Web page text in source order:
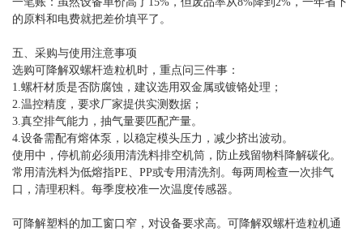
的原料和电费就把差价填平了。
五、采购与使用注意事项
选购可降解双螺杆造粒机时，重点问三件事：
1.螺杆材质是否防腐蚀，建议选用双金属或镀铬处理；
2.温控精度，要求厂家提供实测数据；
3.真空排气能力，抽气量要匹配产量。
4.设备需配有熔体泵，以稳定模头压力，减少挤出波动。
使用中，停机前必须用清洗料排空机筒，防止残留物料降解碳化。
常用清洗料为低熔指PE、PP或专用清洗剂。每两周检查一次排气
口，清理积料。每季度校准一次温度传感器。
可降解塑料的加工窗口窄，对设备要求高。可降解双螺杆造粒机通